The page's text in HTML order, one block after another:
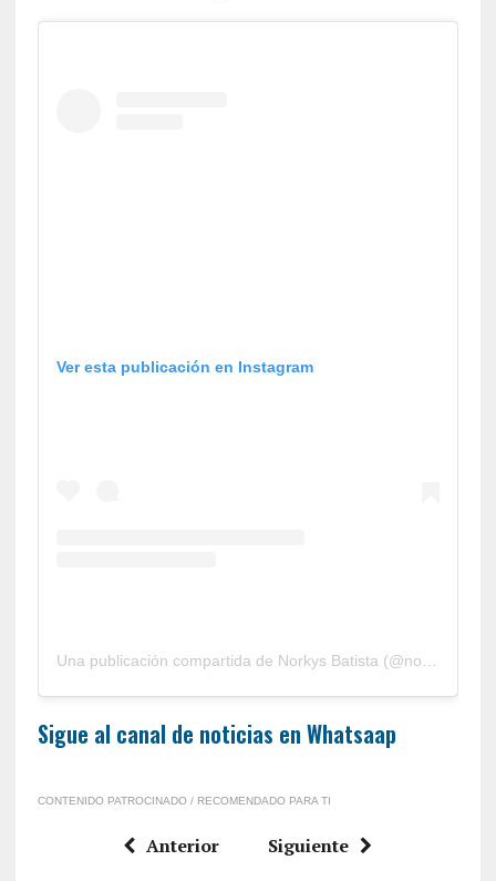
Ver esta publicación en Instagram
Sigue al canal de noticias en Whatsaap
CONTENIDO PATROCINADO / RECOMENDADO PARA TI
Anterior Siguiente